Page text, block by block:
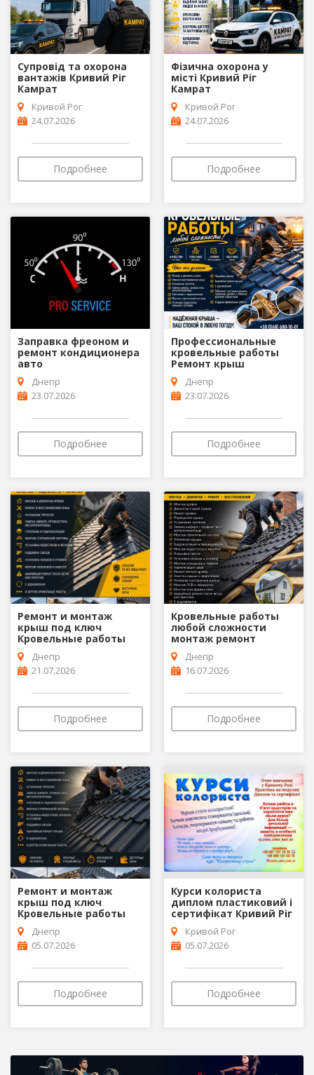
Супровід та охорона
вантажів Кривий Ріг
Камрат
Кривой Рог
24.07.2026
Подробнее
Фізична охорона у
місті Кривий Ріг
Камрат
Кривой Рог
24.07.2026
Подробнее
Заправка фреоном и
ремонт кoндиционера
авто
Днепр
23.07.2026
Подробнее
Профессиональные
кровельные работы
Ремонт крыш
Днепр
23.07.2026
Подробнее
Ремонт и монтаж
крыш под ключ
Кровельные работы
Днепр
21.07.2026
Подробнее
Кровельные работы
любой сложности
монтаж ремонт
Днепр
16.07.2026
Подробнее
Ремонт и монтаж
крыш под ключ
Кровельные работы
Днепр
05.07.2026
Подробнее
Курси колориста
диплом пластиковий і
сертифікат Кривий Ріг
Кривой Рог
05.07.2026
Подробнее